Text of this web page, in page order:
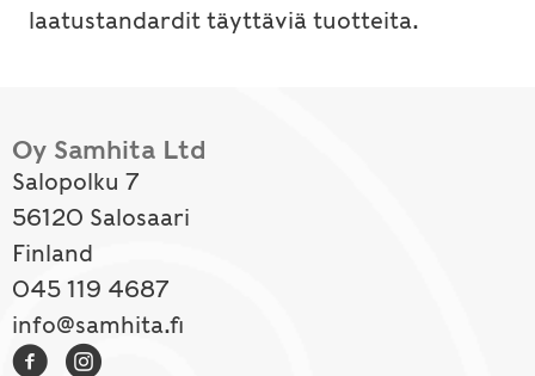
laatustandardit täyttäviä tuotteita.
Oy Samhita Ltd
Salopolku 7
56120 Salosaari
Finland
045 119 4687
info@samhita.fi